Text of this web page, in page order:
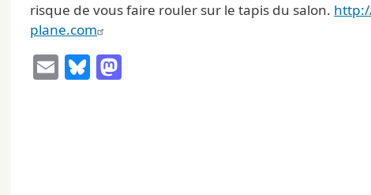
risque de vous faire rouler sur le tapis du salon.
plane.com
EmailBluesky